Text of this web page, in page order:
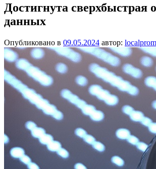
Достигнута сверхбыстрая
данных
Опубликовано в 09.05.2024 автор: